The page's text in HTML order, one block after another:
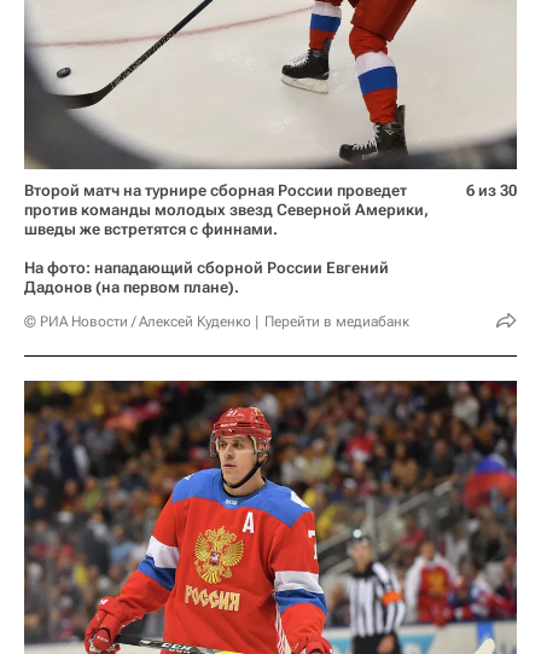
Второй матч на турнире сборная России проведет
против команды молодых звезд Северной Америки,
шведы же встретятся с финнами.
На фото: нападающий сборной России Евгений
Дадонов (на первом плане).
© РИА Новости / Алексей Куденко Перейти в медиабанк
6 из 30